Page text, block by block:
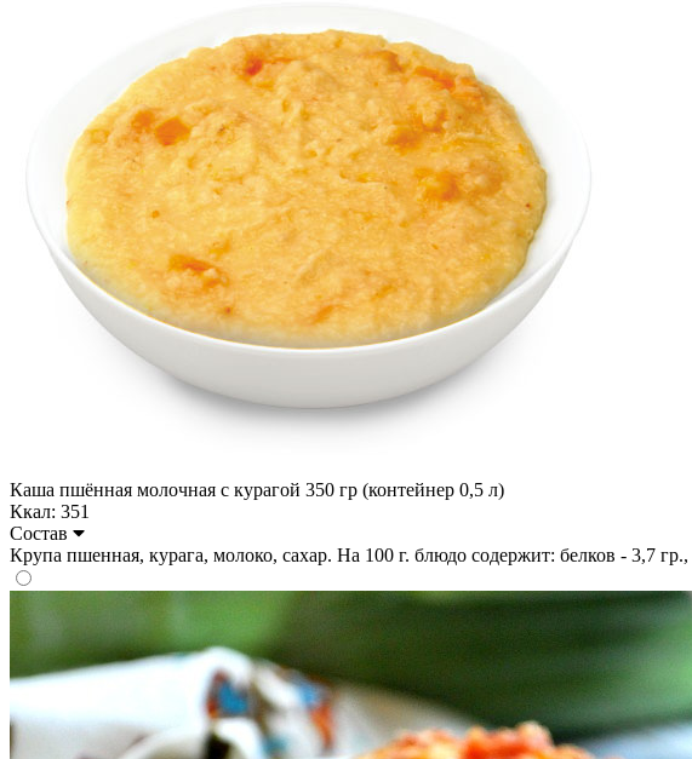
Каша пшённая молочная с курагой 350 гр (контейнер 0,5 л)
Ккал: 351
Состав
Крупа пшенная, курага, молоко, сахар. На 100 г. блюдо содержит: белков - 3,7